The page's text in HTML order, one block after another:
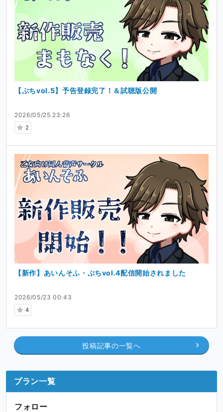
2026/05/25 23:26
2
【ぷちvol.5】予告登録完了！＆試聴版公開
2026/05/23 00:43
4
【新作】あいんそふ・ぷちvol.4配信開始されました
投稿記事の一覧へ
プラン一覧
フォロー